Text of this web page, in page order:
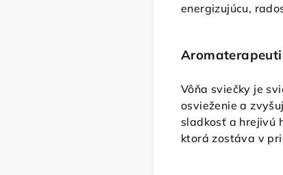
energizujúcu,
Vôňa sviečky je
osvieženie a
sladkosť a hrejivú
ktorá zostáva v